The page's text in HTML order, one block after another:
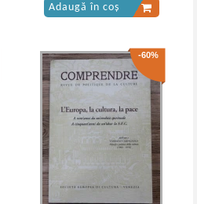
Adaugă în coș
-60%